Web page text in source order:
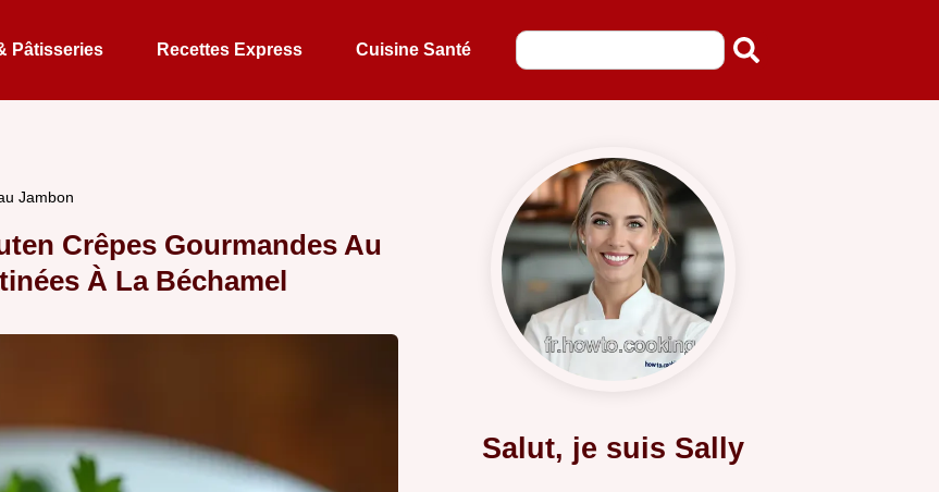
Pâtisseries Recettes Express Cuisine Santé
Jambon
Crêpes Gourmandes Au
À La Béchamel
Salut, je suis Sally